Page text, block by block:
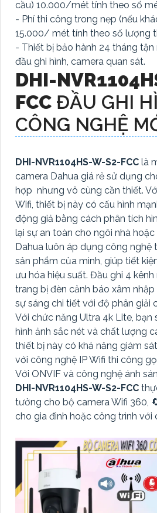
cầu) 10.000/mét tính theo số
- Phí thi công trong nẹp (nếu
15.000/ mét tính theo số lượng
- Thiết bị bảo hành 24 tháng tận
đầu ghi hình, camera quan sát.
DHI-
FCC ĐẦU GHI
CÔNG NGHỆ
DHI-NVR1104HS-W-S2-FCC là
camera Dahua giá rẻ sử dụng
hợp nhưng vô cùng cần thiết.
Wifi, thiết bị này có cấu hình
động giả bằng cách phân tích
lại sự an toàn cho ngôi nhà
Dahua luôn áp dụng công nghệ
sản phẩm của mình, giúp tiết
ưu hóa hiệu suất. Đầu ghi 4
trang bị đèn cảnh báo xâm
sự sáng chi tiết với độ phân giải
Với chức năng Ultra 4k Lite, bạn
hình ảnh sắc nét và chất lượng
thiết bị này có khả năng giám
với công nghệ IP Wifi thi công
Với ONVIF và công nghệ ánh
DHI-NVR1104HS-W-S2-FCC
tưởng cho bộ camera Wifi 360,
cho gia đình hoặc công trình với